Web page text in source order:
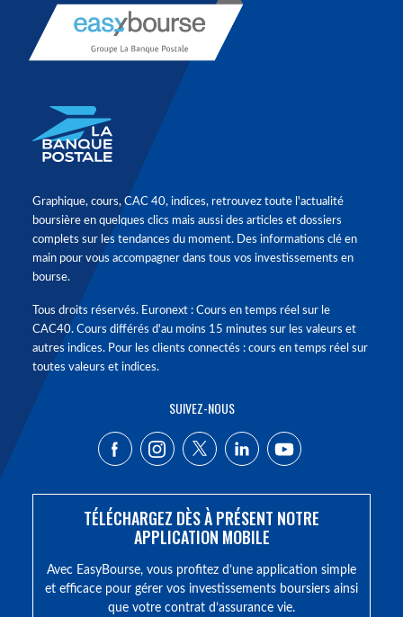
Graphique, cours, CAC 40, indices, retrouvez toute l'actualité
boursière en quelques clics mais aussi des articles et dossiers
complets sur les tendances du moment. Des informations clé en
main pour vous accompagner dans tous vos investissements en
bourse.
Tous droits réservés. Euronext : Cours en temps réel sur le
CAC40. Cours différés d'au moins 15 minutes sur les valeurs et
autres indices. Pour les clients connectés : cours en temps réel sur
toutes valeurs et indices.
SUIVEZ-NOUS
TÉLÉCHARGEZ DÈS À PRÉSENT NOTRE
APPLICATION MOBILE
Avec EasyBourse, vous profitez d’une application simple
et efficace pour gérer vos investissements boursiers ainsi
que votre contrat d’assurance vie.